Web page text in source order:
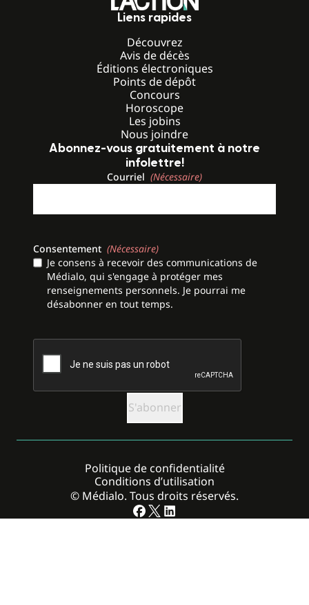
Liens rapides
Découvrez
Avis de décès
Éditions électroniques
Points de dépôt
Concours
Horoscope
Les jobins
Nous joindre
Abonnez-vous gratuitement à notre
infolettre!
Courriel (Nécessaire)
Consentement (Nécessaire)
Je consens à recevoir des communications de
Médialo, qui s'engage à protéger mes
renseignements personnels. Je pourrai me
désabonner en tout temps.
CAPTCHA
© Médialo. Tous droits réservés.
Politique de confidentialité
Conditions d’utilisation